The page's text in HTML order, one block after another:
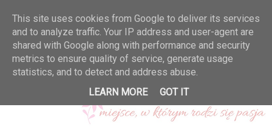
This site uses cookies from Google to deliver its services
and to analyze traffic. Your IP address and user-agent are
shared with Google along with performance and security
metrics to ensure quality of service, generate usage
statistics, and to detect and address abuse.
LEARN MORE
GOT IT